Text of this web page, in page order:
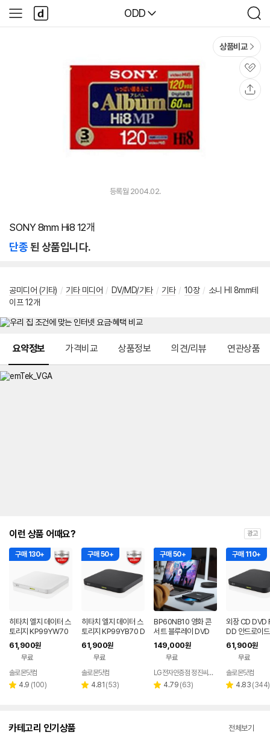
다나와
ODD
검
색
사
이
다
나
와
상품비교
관
심
등록월 2004.02.
SONY 8mm Hi8 12개
단종된 상품입니다.
공미디어 (기타) / 기타 미디어 / DV/MD/기타 / 기타 / 10장 / 소니 HI 8mm테
이프 12개
요약정보 가격비교 상품정보 의견/리뷰 연관상품
이런 상품 어때요? 광고
구매 130+
히타치 엘지 데이터 스
토리지 KP99YW70
DVD 화이트 외장OD
D CD DVD 리핑 안드
로이드
61,900원
무료
페이
솔로몬닷컴
별 4.9 리
(100)
구매 50+
히타치 엘지 데이터 스
토리지 KP99YB70 D
VD 블랙 외장ODD C
D DVD 리핑 안드로이
61,900원
무료
페이
솔로몬닷컴
별 4.81 리
(53)
구매 50+
BP60NB10 영화 콘
서트 블루레이 DVD
플레이어 노트북 외장
ODD 맥 호환
149,000원
무료
LG전자인증점 정진씨앤에스
별 4.79 리
(63)
구매 110+
외장 CD DVD
DD 안드로이
트폰 지원
블랙 히타치엘
9YB70
61,900원
무료
페
솔로몬닷컴
별 4.83 리
(344)
카테고리 인기상품 전체보기